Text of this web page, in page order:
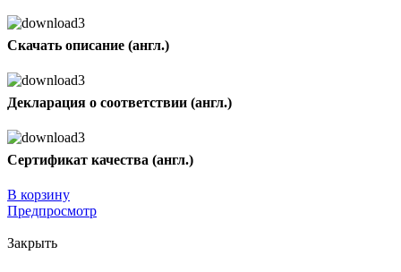
Скачать описание (англ.)
Декларация о соответствии (англ.)
Сертификат качества (англ.)
В корзину
Предпросмотр
Закрыть